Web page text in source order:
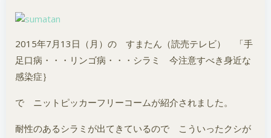
2015年7月13日（月）の すまたん（読売テレビ） 「手
足口病・・・リンゴ病・・・シラミ 今注意すべき身近な
感染症｝
で ニットピッカーフリーコームが紹介されました。
耐性のあるシラミが出てきているので こういったクシが